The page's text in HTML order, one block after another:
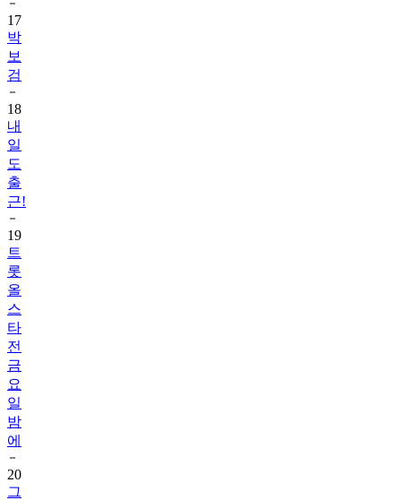
17
박
보
검
18
내
일
도
출
근!
19
트
롯
올
스
타
전
금
요
일
밤
에
20
그